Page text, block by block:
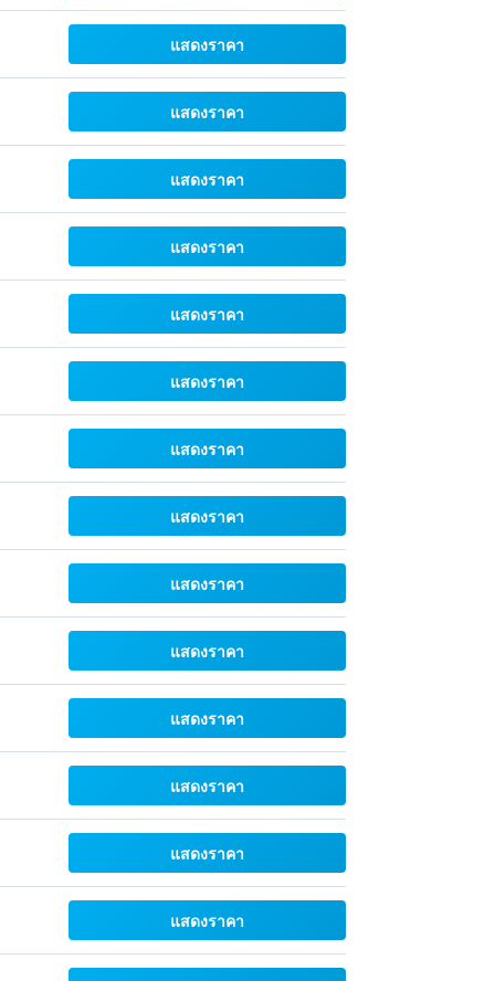
แสดงราคา
แสดงราคา
แสดงราคา
แสดงราคา
แสดงราคา
แสดงราคา
แสดงราคา
แสดงราคา
แสดงราคา
แสดงราคา
แสดงราคา
แสดงราคา
แสดงราคา
แสดงราคา